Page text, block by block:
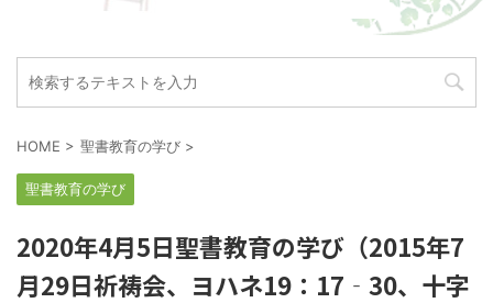
HOME > 聖書教育の学び >
聖書教育の学び
2020年4月5日聖書教育の学び（2015年7
月29日祈祷会、ヨハネ19：17‐30、十字